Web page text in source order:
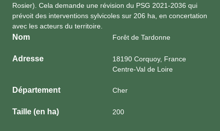
Rosier). Cela demande une révision du PSG 2021-2036 qui
prévoit des interventions sylvicoles sur 206 ha, en concertation
avec les acteurs du territoire.
Nom Forêt de Tardonne
Adresse
18190 Corquoy, France
Centre-Val de Loire
Département Cher
Taille (en ha) 200